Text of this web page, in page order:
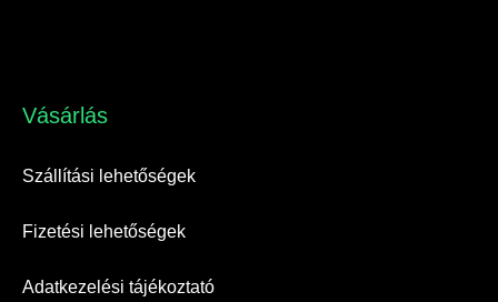
Vásárlás​
Szállítási lehetőségek
Fizetési lehetőségek
Adatkezelési tájékoztató